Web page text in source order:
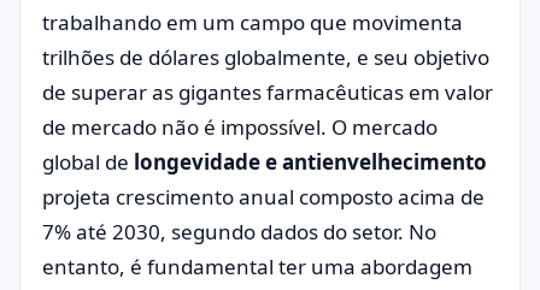
trabalhando em um campo que movimenta
trilhões de dólares globalmente, e seu objetivo
de superar as gigantes farmacêuticas em valor
de mercado não é impossível. O mercado
global de longevidade e antienvelhecimento
projeta crescimento anual composto acima de
7% até 2030, segundo dados do setor. No
entanto, é fundamental ter uma abordagem